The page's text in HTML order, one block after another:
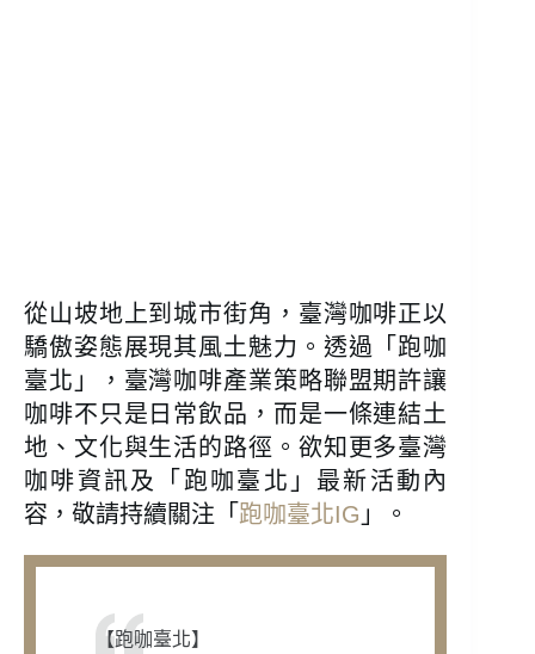
從山坡地上到城市街角，臺灣咖啡正以
驕傲姿態展現其風土魅力。透過「跑咖
臺北」，臺灣咖啡產業策略聯盟期許讓
咖啡不只是日常飲品，而是一條連結土
地、文化與生活的路徑。欲知更多臺灣
咖啡資訊及「跑咖臺北」最新活動內
容，敬請持續關注「 跑咖臺北IG 」。
【跑咖臺北】